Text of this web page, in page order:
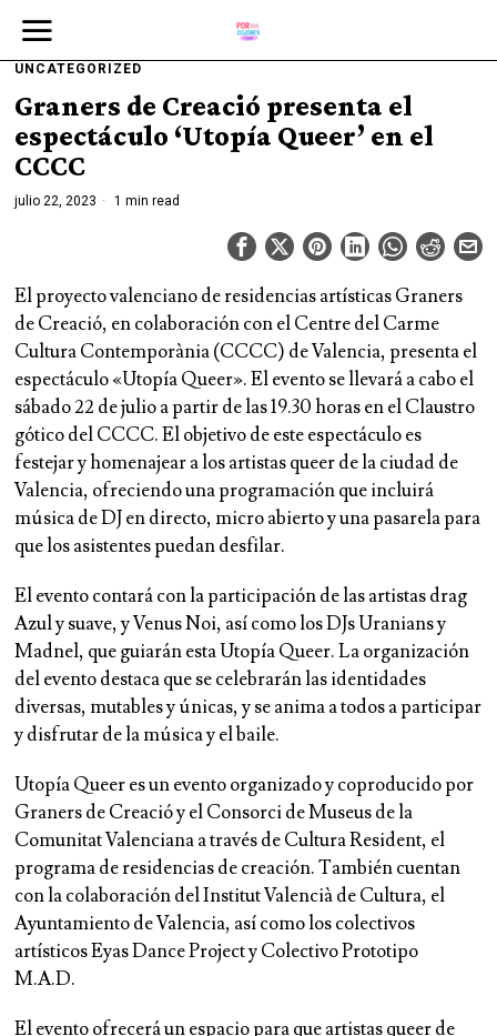
UNCATEGORIZED
Graners de Creació presenta el
espectáculo ‘Utopía Queer’ en el
CCCC
julio 22, 2023 1 min read
El proyecto valenciano de residencias artísticas Graners
de Creació, en colaboración con el Centre del Carme
Cultura Contemporània (CCCC) de Valencia, presenta el
espectáculo «Utopía Queer». El evento se llevará a cabo el
sábado 22 de julio a partir de las 19.30 horas en el Claustro
gótico del CCCC. El objetivo de este espectáculo es
festejar y homenajear a los artistas queer de la ciudad de
Valencia, ofreciendo una programación que incluirá
música de DJ en directo, micro abierto y una pasarela para
que los asistentes puedan desfilar.
El evento contará con la participación de las artistas drag
Azul y suave, y Venus Noi, así como los DJs Uranians y
Madnel, que guiarán esta Utopía Queer. La organización
del evento destaca que se celebrarán las identidades
diversas, mutables y únicas, y se anima a todos a participar
y disfrutar de la música y el baile.
Utopía Queer es un evento organizado y coproducido por
Graners de Creació y el Consorci de Museus de la
Comunitat Valenciana a través de Cultura Resident, el
programa de residencias de creación. También cuentan
con la colaboración del Institut Valencià de Cultura, el
Ayuntamiento de Valencia, así como los colectivos
artísticos Eyas Dance Project y Colectivo Prototipo
M.A.D.
El evento ofrecerá un espacio para que artistas queer de